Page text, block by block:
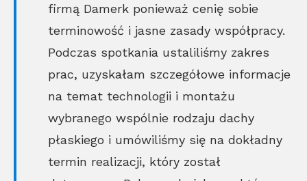
firmą Damerk ponieważ cenię sobie
terminowość i jasne zasady współpracy.
Podczas spotkania ustaliliśmy zakres
prac, uzyskałam szczegółowe informacje
na temat technologii i montażu
wybranego wspólnie rodzaju dachy
płaskiego i umówiliśmy się na dokładny
termin realizacji, który został